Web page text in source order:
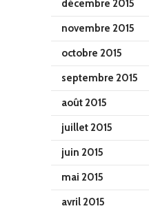
décembre 2015
novembre 2015
octobre 2015
septembre 2015
août 2015
juillet 2015
juin 2015
mai 2015
avril 2015